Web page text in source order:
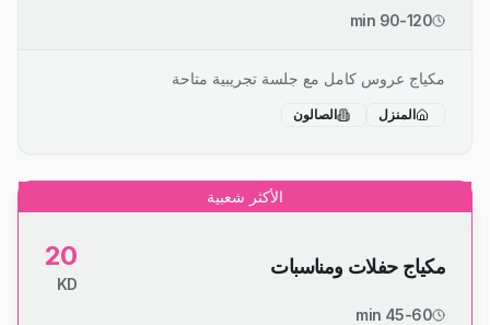
90-120 min
مكياج عروس كامل مع جلسة تجريبية متاحة
المنزل الصالون
الأكثر شعبية
مكياج حفلات ومناسبات 20
KD
45-60 min